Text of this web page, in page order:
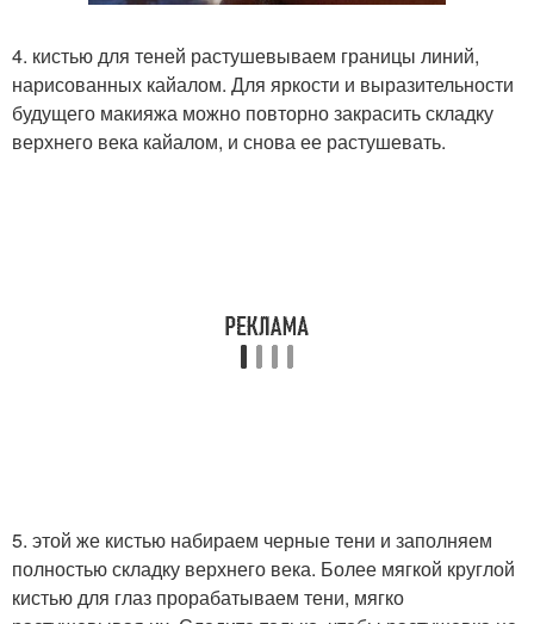
4. кистью для теней растушевываем границы линий,
нарисованных кайалом. Для яркости и выразительности
будущего макияжа можно повторно закрасить складку
верхнего века кайалом, и снова ее растушевать.
5. этой же кистью набираем черные тени и заполняем
полностью складку верхнего века. Более мягкой круглой
кистью для глаз прорабатываем тени, мягко